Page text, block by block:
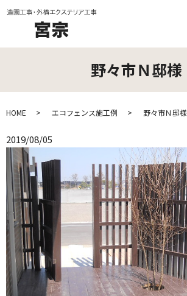
野々市Ｎ邸様
HOME エコフェンス施工例 野々市Ｎ邸様
2019/08/05